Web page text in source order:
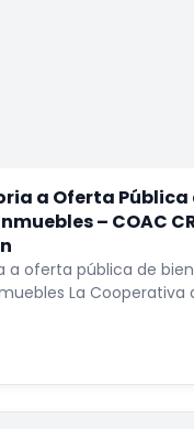
a Oferta Pública
– COAC
a oferta pública de
La Cooperativa